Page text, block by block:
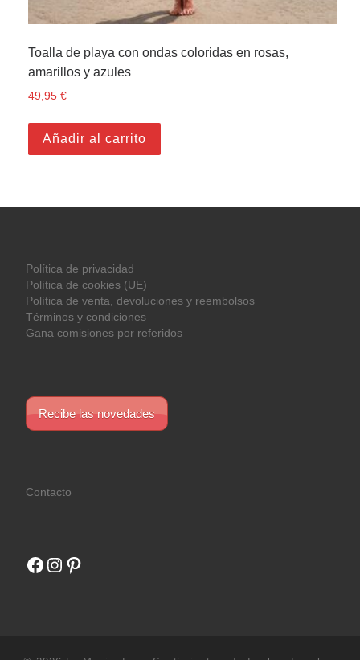
Toalla de playa con ondas coloridas en rosas,
amarillos y azules
49,95€
Añadir al carrito
Política de privacidad
Política de cookies (UE)
Política de venta, devoluciones y reembolsos
Términos y condiciones
Gana comisiones por referidos
Recibe las novedades
Contacto
Facebook
Instagram
Pinterest